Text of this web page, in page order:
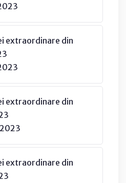
extraordinare din
extraordinare din
extraordinare din